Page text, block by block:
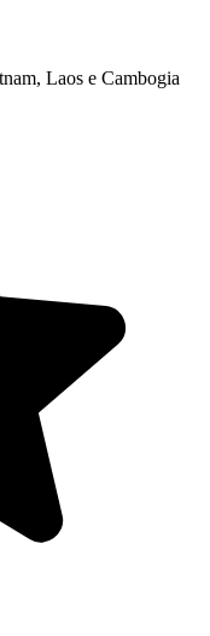
Laos e Cambogia